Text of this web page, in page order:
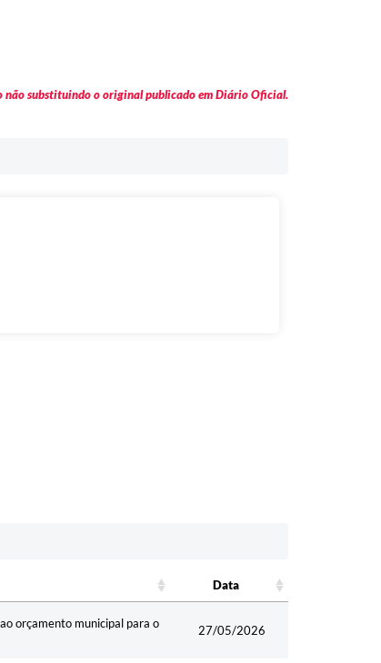
substituindo o original publicado em Diário Oficial.
Data
orçamento municipal para o
27/05/2026